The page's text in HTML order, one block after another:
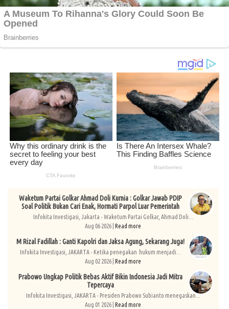
Waketum Partai Golkar Ahmad Doli Kurnia : Golkar Jawab PDIP
Soal Politik Bukan Cari Enak, Hormati Parpol Luar Pemerintah
Infokita Investigasi, Jakarta - Waketum Partai Golkar, Ahmad Doli...
Aug 06 2026 | Read more
M Rizal Fadillah : Ganti Kapolri dan Jaksa Agung, Sekarang Juga!
Infokita Investigasi, JAKARTA - Ketika penegakan hukum menjadi...
Aug 02 2026 | Read more
Prabowo Ungkap Politik Bebas Aktif Bikin Indonesia Jadi Mitra
Tepercaya
Infokita Investigasi, JAKARTA - Presiden Prabowo Subianto menegaskan...
Aug 01 2026 | Read more